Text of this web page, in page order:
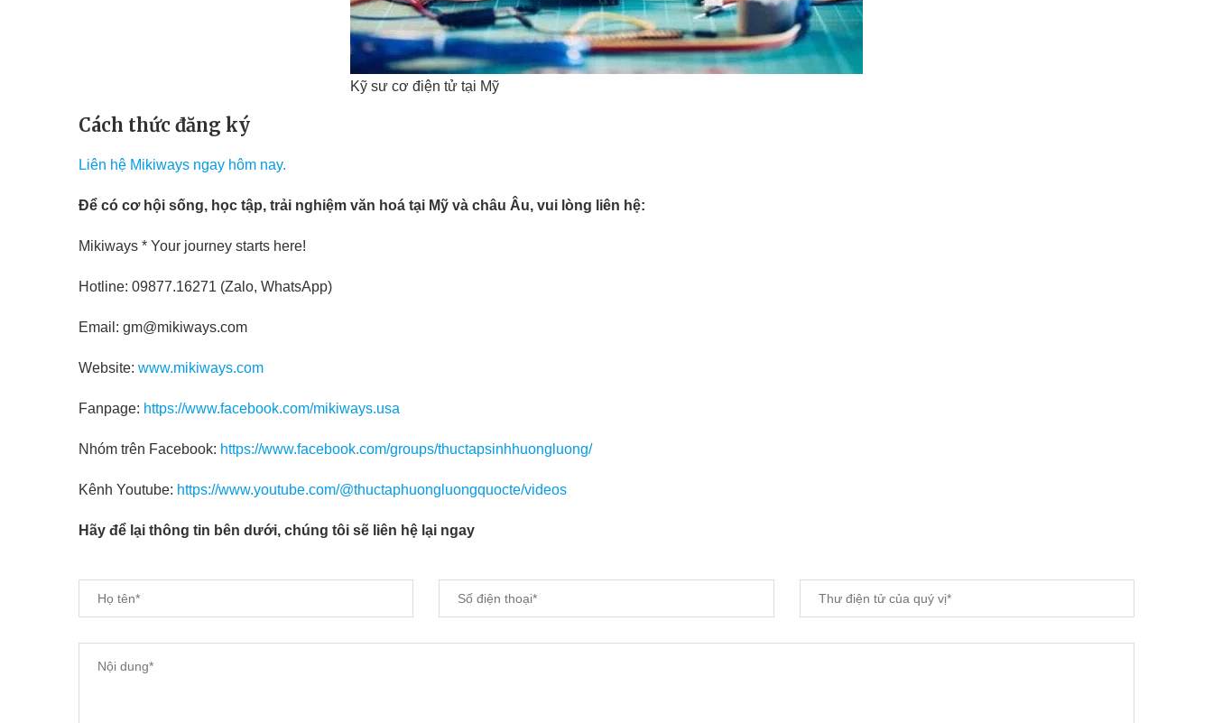
Kỹ sư cơ điện tử tại Mỹ
Cách thức đăng ký
Liên hệ Mikiways ngay hôm nay.
Để có cơ hội sống, học tập, trải nghiệm văn hoá tại Mỹ và châu Âu, vui lòng liên hệ:
Mikiways * Your journey starts here!
Hotline: 09877.16271 (Zalo, WhatsApp)
Email: gm@mikiways.com
Website: www.mikiways.com
Fanpage: https://www.facebook.com/mikiways.usa
Nhóm trên Facebook: https://www.facebook.com/groups/thuctapsinhhuongluong/
Kênh Youtube: https://www.youtube.com/@thuctaphuongluongquocte/videos
Hãy để lại thông tin bên dưới, chúng tôi sẽ liên hệ lại ngay